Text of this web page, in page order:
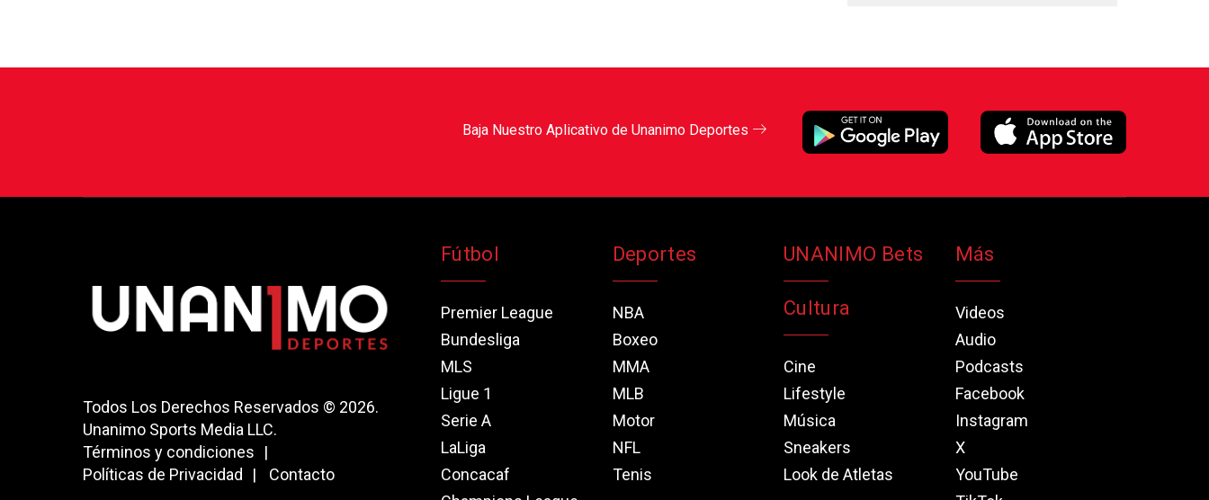
Baja Nuestro Aplicativo de Unanimo Deportes
Todos Los Derechos Reservados © 2026.
Unanimo Sports Media LLC.
Términos y condiciones
Políticas de Privacidad
Contacto
Fútbol
Premier League
Bundesliga
MLS
Ligue 1
Serie A
LaLiga
Concacaf
Deportes
NBA
Boxeo
MMA
MLB
Motor
NFL
Tenis
UNANIMO Bets
Cultura
Cine
Lifestyle
Música
Sneakers
Look de Atletas
Más
Videos
Audio
Podcasts
Facebook
Instagram
X
YouTube